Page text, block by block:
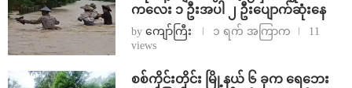
ကလေး ၁ ဦးအပါ ၂ ဦးပျောက်ဆုံးနေ
by ကျော်ကြီး ၁ ရက် အကြာက
11
views
စစ်ကိုင်းတိုင်း မြို့နယ် ၆ ခုက ရေဘေး